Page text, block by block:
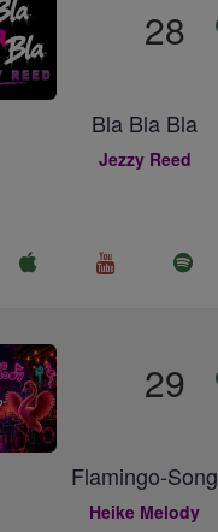
28
Bla Bla Bla
Jezzy Reed
29
Flamingo-Song
Heike Melody